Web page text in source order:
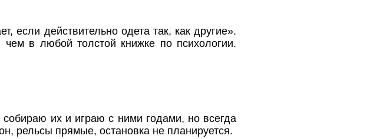
если действительно одета так, как другие».
в любой толстой книжке по психологии.
их и играю с ними годами, но всегда
рельсы прямые, остановка не планируется.